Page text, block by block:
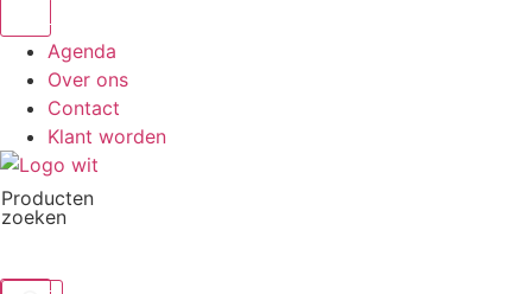
Agenda
Over ons
Contact
Klant worden
Producten
zoeken